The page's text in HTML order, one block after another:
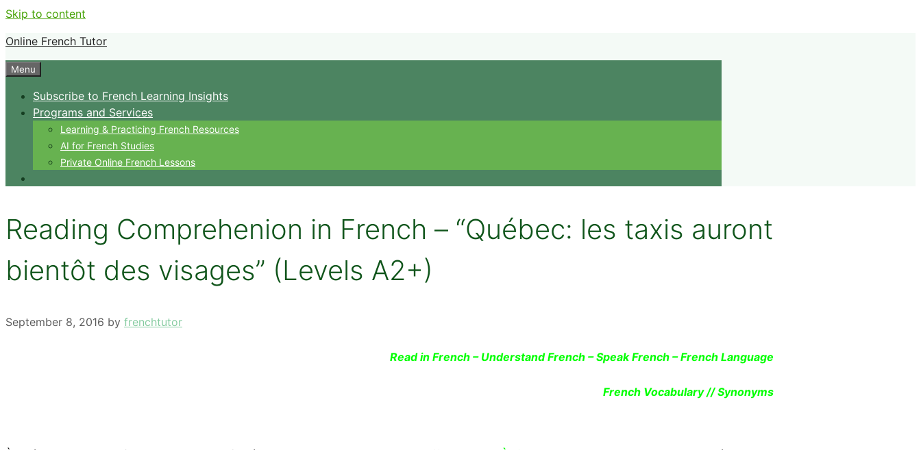
Skip to content
Online French Tutor
Menu
Subscribe to French Learning Insights
Programs and Services
Learning & Practicing French Resources
AI for French Studies
Private Online French Lessons
Reading Comprehenion in French – “Québec: les taxis auront
bientôt des visages” (Levels A2+)
September 8, 2016 by frenchtutor
Read in French – Understand French – Speak French – French Language
French Vocabulary // Synonyms